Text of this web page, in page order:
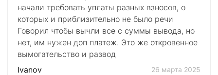
начали требовать уплаты разных взносов, о
которых и приблизительно не было речи
Говорил чтобы вычли все с суммы вывода, но
нет, им нужен доп платеж. Это же откровенное
вымогательство и развод
Ivanov
26 марта 2025